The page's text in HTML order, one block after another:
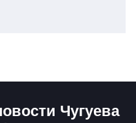
Чугуева